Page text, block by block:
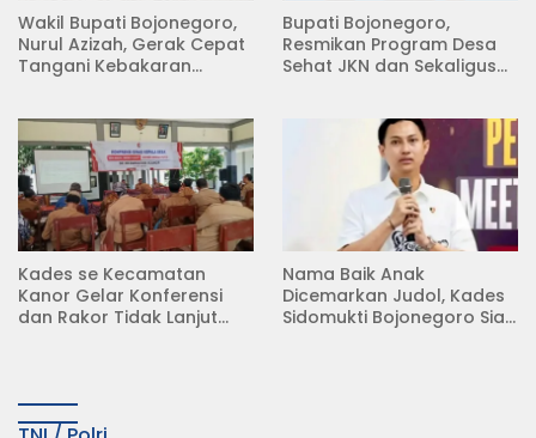
Wakil Bupati Bojonegoro,
Nurul Azizah, Gerak Cepat
Tangani Kebakaran
Bupati Bojonegoro,
Resmikan Program Desa
Sehat JKN dan Sekaligus
Kades se Kecamatan
Kanor Gelar Konferensi
dan Rakor Tidak Lanjut
Nama Baik Anak
Dicemarkan Judol, Kades
Sidomukti Bojonegoro Siap